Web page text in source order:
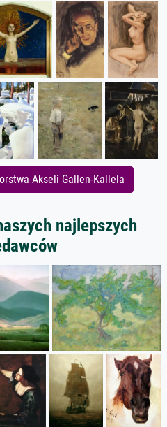
Akseli Gallen-Kallela
najlepszych